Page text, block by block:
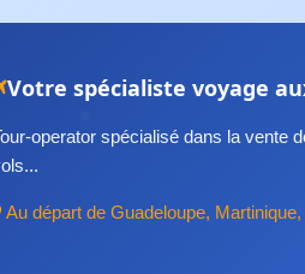
Votre spécialiste voyage
operator spécialisé dans la vente
Au départ de Guadeloupe,